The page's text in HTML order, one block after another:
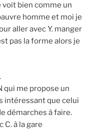
voit bien comme un
homme et moi je
aller avec Y. manger
pas la forme alors je
qui me propose un
intéressant que celui
démarches à faire.
C. à la gare